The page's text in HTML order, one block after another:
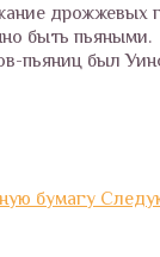
дрожжевых
быть пьяными.
пьяниц был
бумагу